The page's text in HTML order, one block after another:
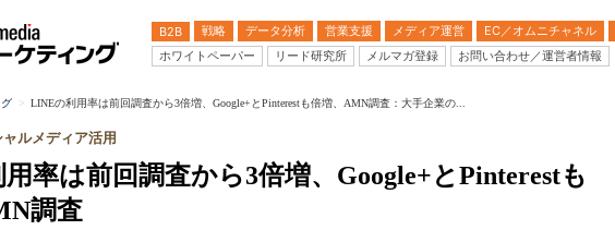
B2B 戦略 データ分析 営業支援 メディア運営 EC／オムニチャネル
ホワイトペーパー
リード研究所 メルマガ登録 お問い合わせ／運営者情報
LINEの利用率は前回調査から3倍増、Google+とPinterestも倍増、AMN調査：大手企業の...
率は前回調査から3倍増、Google+とPinterestも
調査
ルメディア活用